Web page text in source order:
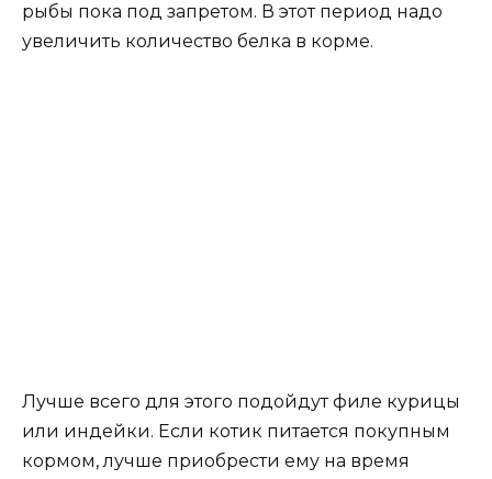
рыбы пока под запретом. В этот период надо
увеличить количество белка в корме.
Лучше всего для этого подойдут филе курицы
или индейки. Если котик питается покупным
кормом, лучше приобрести ему на время